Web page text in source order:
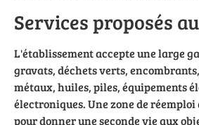
Services proposés
L'établissement accepte une large
gravats, déchets verts,
métaux, huiles, piles, équipements
électroniques. Une zone de réemploi
pour donner une seconde vie aux